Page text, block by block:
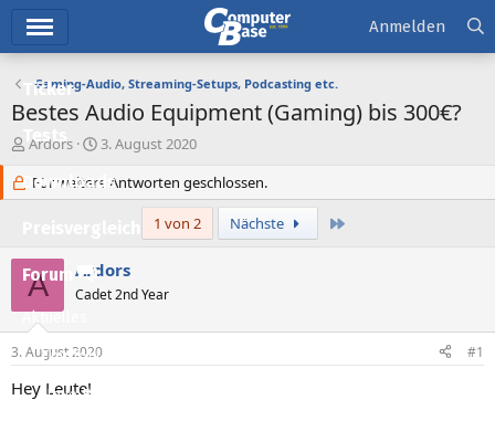
Ticker
Tests
Downloads
Forum
Aktuelles
Empfohlene Inhalte
Neue Beiträge
Anmelden
Gaming-Audio, Streaming-Setups, Podcasting etc.
Bestes Audio Equipment (Gaming) bis 300€?
E
s
t
l
e
r
Ardors
E
s
t
l
l
t
a
3. August 2020
Für weitere Antworten geschlossen.
1 von 2 Nächste
A Ardors
Cadet 2nd Year
3. August 2020 #1
Hey Leute!